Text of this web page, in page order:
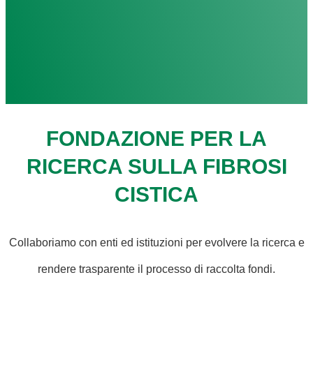
FONDAZIONE PER LA
RICERCA SULLA FIBROSI
CISTICA
Collaboriamo con enti ed istituzioni per evolvere la ricerca e
rendere trasparente il processo di raccolta fondi.